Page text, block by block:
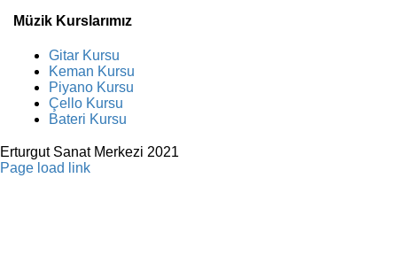
Müzik Kurslarımız
Gitar Kursu
Keman Kursu
Piyano Kursu
Çello Kursu
Bateri Kursu
Erturgut Sanat Merkezi 2021
Facebook
Instagram
X
YouTube
Page load link